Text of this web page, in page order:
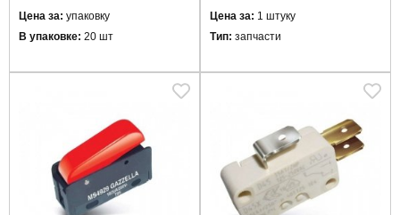
Цена за: упаковку
В упаковке: 20 шт
Цена за: 1 штуку
Тип: запчасти